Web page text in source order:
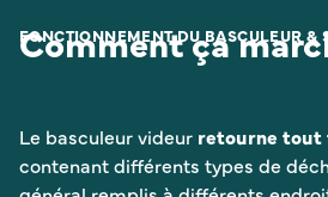
FONCTIONNEMENT DU BASCULEUR &
Comment ça
Le basculeur videur retourne tout
contenant différents types de